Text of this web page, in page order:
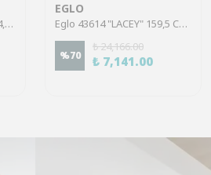
Eglo 75321 "ALAMEDA" 1X4,5W Çelik Nikel Mat Sıva Üstü Spot
EGLO
Eglo 43614 "LACEY" 159,5 Cm Yüksekliğinde Çelik, Ahşap Köşe Lambası Lambader
%70
₺ 24,166.00
₺ 7,141.00